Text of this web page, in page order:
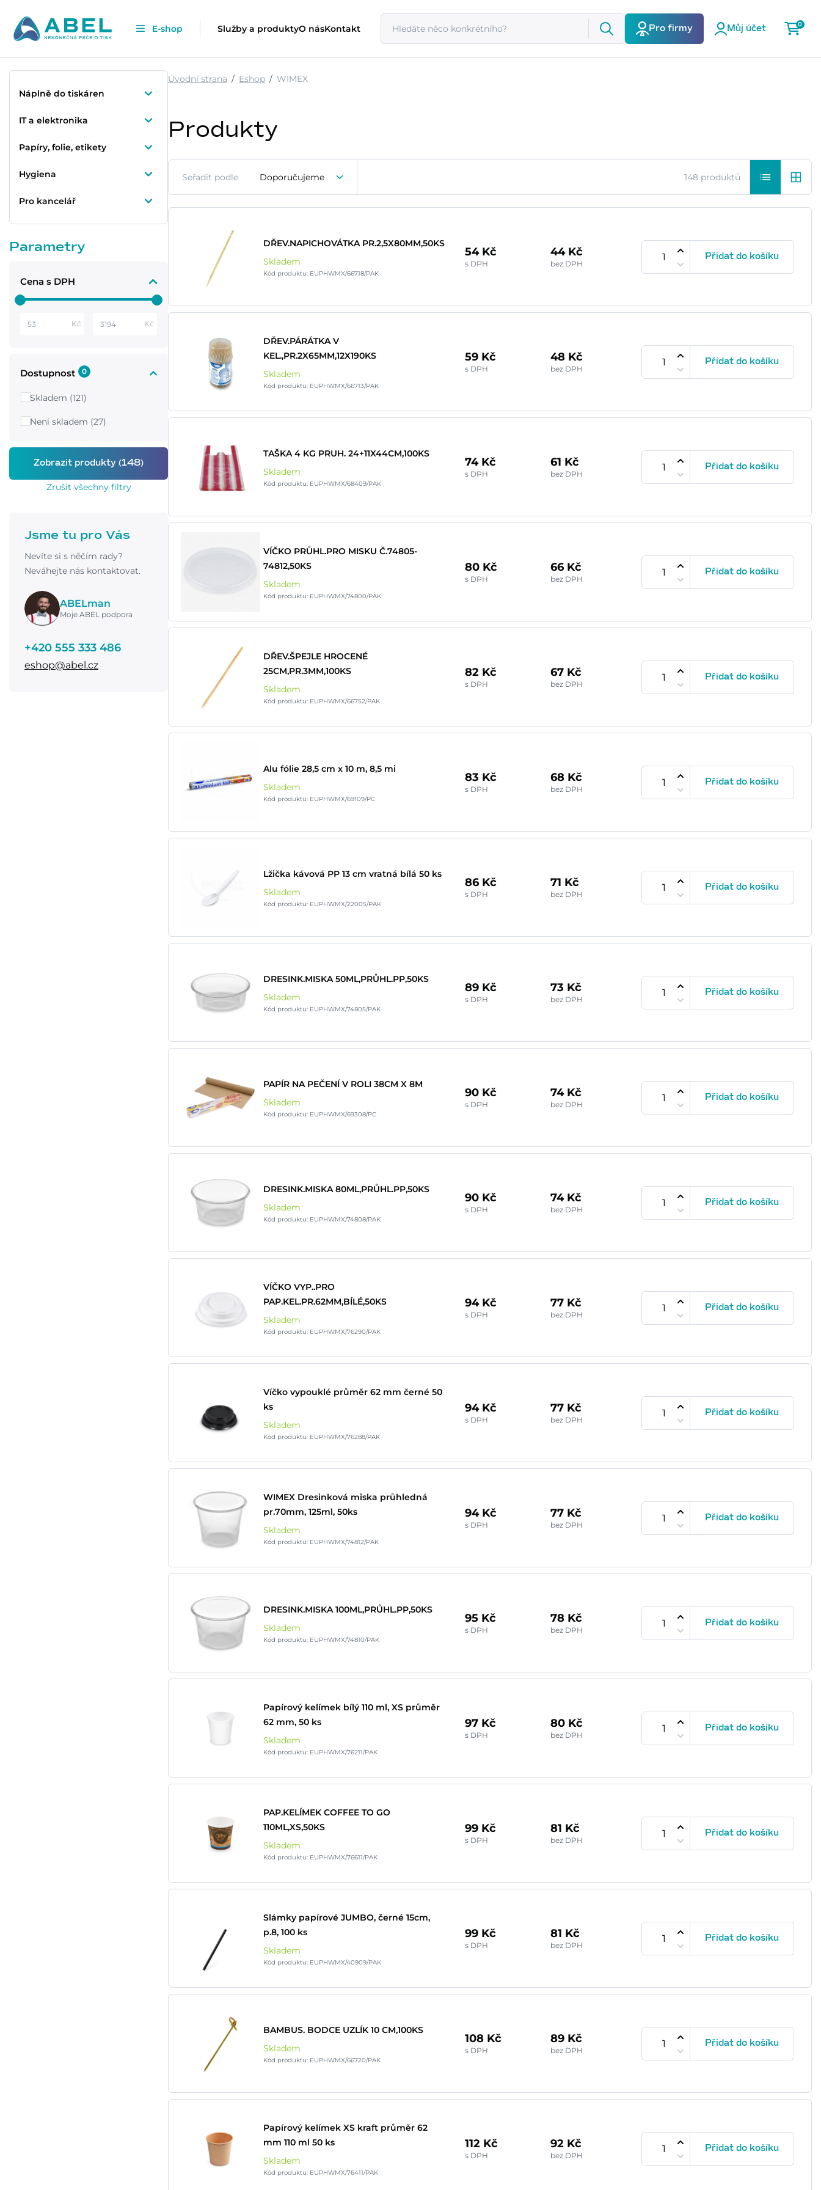
E-shop Služby a produktyO násKontakt Pro firmy Můj účet
0
Náplně do tiskáren
IT a elektronika
Papíry, folie, etikety
Hygiena
Pro kancelář
Parametry
Cena s DPH
Kč Kč
Dostupnost 0
Skladem (121)
Není skladem (27)
Zrušit všechny filtry
Jsme tu pro Vás
Nevíte si s něčím rady?
Neváhejte nás kontaktovat.
ABELman
Moje ABEL podpora
+420 555 333 486
eshop@abel.cz
Úvodní strana Eshop WIMEX
Produkty
Seřadit podle Doporučujeme 148 produktů
DŘEV.NAPICHOVÁTKA PR.2,5X80MM,50KS
Skladem
Kód produktu: EUPHWMX/66718/PAK
54 Kč
s DPH
44 Kč
bez DPH
Přidat do košíku
DŘEV.PÁRÁTKA V
KEL.,PR.2X65MM,12X190KS
Skladem
Kód produktu: EUPHWMX/66713/PAK
59 Kč
s DPH
48 Kč
bez DPH
Přidat do košíku
TAŠKA 4 KG PRUH. 24+11X44CM,100KS
Skladem
Kód produktu: EUPHWMX/68409/PAK
74 Kč
s DPH
61 Kč
bez DPH
Přidat do košíku
VÍČKO PRŮHL.PRO MISKU Č.74805-
74812,50KS
Skladem
Kód produktu: EUPHWMX/74800/PAK
80 Kč
s DPH
66 Kč
bez DPH
Přidat do košíku
DŘEV.ŠPEJLE HROCENÉ
25CM,PR.3MM,100KS
Skladem
Kód produktu: EUPHWMX/66752/PAK
82 Kč
s DPH
67 Kč
bez DPH
Přidat do košíku
Alu fólie 28,5 cm x 10 m, 8,5 mi
Skladem
Kód produktu: EUPHWMX/69109/PC
83 Kč
s DPH
68 Kč
bez DPH
Přidat do košíku
Lžička kávová PP 13 cm vratná bílá 50 ks
Skladem
Kód produktu: EUPHWMX/22005/PAK
86 Kč
s DPH
71 Kč
bez DPH
Přidat do košíku
DRESINK.MISKA 50ML,PRŮHL.PP,50KS
Skladem
Kód produktu: EUPHWMX/74805/PAK
89 Kč
s DPH
73 Kč
bez DPH
Přidat do košíku
PAPÍR NA PEČENÍ V ROLI 38CM X 8M
Skladem
Kód produktu: EUPHWMX/69308/PC
90 Kč
s DPH
74 Kč
bez DPH
Přidat do košíku
DRESINK.MISKA 80ML,PRŮHL.PP,50KS
Skladem
Kód produktu: EUPHWMX/74808/PAK
90 Kč
s DPH
74 Kč
bez DPH
Přidat do košíku
VÍČKO VYP..PRO
PAP.KEL.PR.62MM,BÍLÉ,50KS
Skladem
Kód produktu: EUPHWMX/76290/PAK
94 Kč
s DPH
77 Kč
bez DPH
Přidat do košíku
Víčko vypouklé průměr 62 mm černé 50
ks
Skladem
Kód produktu: EUPHWMX/76288/PAK
94 Kč
s DPH
77 Kč
bez DPH
Přidat do košíku
WIMEX Dresinková miska průhledná
pr.70mm, 125ml, 50ks
Skladem
Kód produktu: EUPHWMX/74812/PAK
94 Kč
s DPH
77 Kč
bez DPH
Přidat do košíku
DRESINK.MISKA 100ML,PRŮHL.PP,50KS
Skladem
Kód produktu: EUPHWMX/74810/PAK
95 Kč
s DPH
78 Kč
bez DPH
Přidat do košíku
Papírový kelímek bílý 110 ml, XS průměr
62 mm, 50 ks
Skladem
Kód produktu: EUPHWMX/76211/PAK
97 Kč
s DPH
80 Kč
bez DPH
Přidat do košíku
PAP.KELÍMEK COFFEE TO GO
110ML,XS,50KS
Skladem
Kód produktu: EUPHWMX/76611/PAK
99 Kč
s DPH
81 Kč
bez DPH
Přidat do košíku
Slámky papírové JUMBO, černé 15cm,
p.8, 100 ks
Skladem
Kód produktu: EUPHWMX/40909/PAK
99 Kč
s DPH
81 Kč
bez DPH
Přidat do košíku
BAMBUS. BODCE UZLÍK 10 CM,100KS
Skladem
Kód produktu: EUPHWMX/66720/PAK
108 Kč
s DPH
89 Kč
bez DPH
Přidat do košíku
Papírový kelímek XS kraft průměr 62
mm 110 ml 50 ks
Skladem
Kód produktu: EUPHWMX/76411/PAK
112 Kč
s DPH
92 Kč
bez DPH
Přidat do košíku